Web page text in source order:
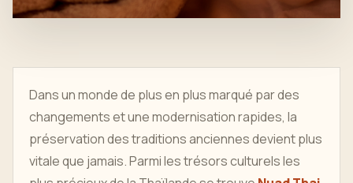
Dans un monde de plus en plus marqué par des
changements et une modernisation rapides, la
préservation des traditions anciennes devient plus
vitale que jamais. Parmi les trésors culturels les